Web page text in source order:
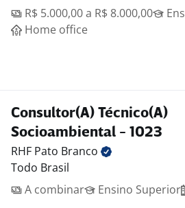
R$ 5.000,00 a R$ 8.000,00
Home office
Consultor(A) Técnico(A)
Socioambiental - 1023
RHF Pato Branco
Todo Brasil
A combinar
Ensino Superior